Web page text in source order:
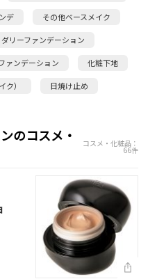
デ その他ベースメイク
リーファンデーション
ァンデーション 化粧下地
） 日焼け止め
のコスメ・ コスメ・化粧品：
66件